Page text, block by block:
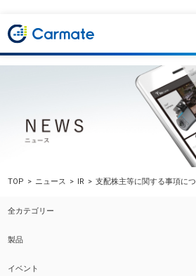
TOP ニュース IR 支配株主等に関する事項に
全カテゴリー
製品
イベント